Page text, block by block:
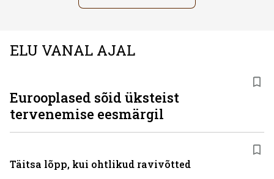
ELU VANAL AJAL
Eurooplased sõid üksteist
tervenemise eesmärgil
Täitsa lõpp, kui ohtlikud ravivõtted